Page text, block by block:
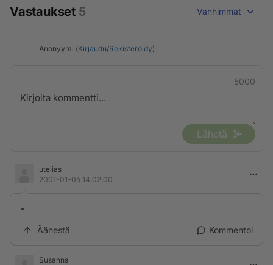
Vastaukset 5 Vanhimmat
Anonyymi (Kirjaudu/Rekisteröidy)
5000
Lähetä
utelias
2001-01-05 14:02:00
-
Äänestä Kommentoi
Susanna